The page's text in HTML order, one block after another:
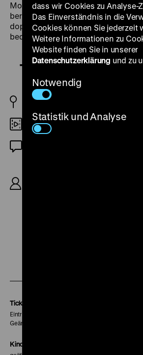
Mord entspinnt sich, bei dem schon
berühmten Finale im Spiegelkabinett
doppelten Boden hat, jede Geste
bedeutet. (mxg)
The Lady from
USA 1947
35mm
Tickets
Eintritt 5 €
Geänderte Preise sind im Programm vermerkt.
Kinokasse
dass wir Cookies zu Analyse-
Das Einverständnis in die
Cookies können Sie jederzeit
Weitere Informationen zu
Website finden Sie in unserer
Datenschutzerklärung und zu
Notwendig
Statistik und Analyse